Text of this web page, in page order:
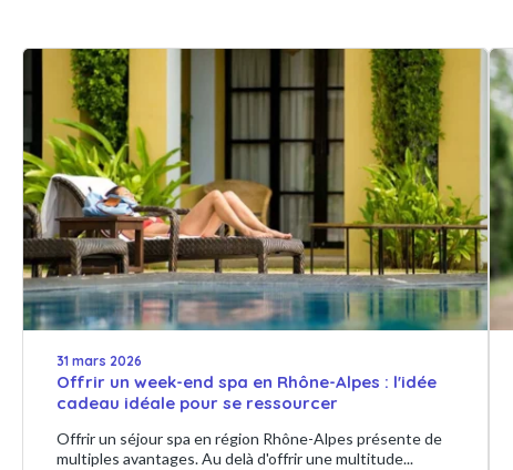
31 mars 2026
Offrir un week-end spa en Rhône-Alpes : l'idée
cadeau idéale pour se ressourcer
Offrir un séjour spa en région Rhône-Alpes présente de
multiples avantages. Au delà d'offrir une multitude...